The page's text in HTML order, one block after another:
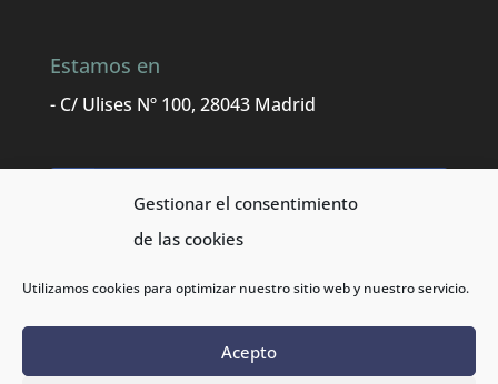
Gestionar el consentimiento
de las cookies
Utilizamos cookies para optimizar nuestro sitio web y nuestro servicio.
Acepto
Estamos en
- C/ Ulises Nº 100, 28043 Madrid
Aviso Legal